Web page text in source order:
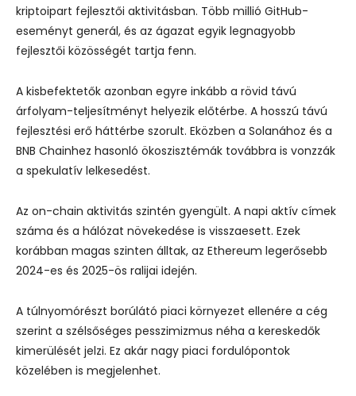
kriptoipart fejlesztői aktivitásban. Több millió GitHub-
eseményt generál, és az ágazat egyik legnagyobb
fejlesztői közösségét tartja fenn.
A kisbefektetők azonban egyre inkább a rövid távú
árfolyam-teljesítményt helyezik előtérbe. A hosszú távú
fejlesztési erő háttérbe szorult. Eközben a Solanához és a
BNB Chainhez hasonló ökoszisztémák továbbra is vonzzák
a spekulatív lelkesedést.
Az on-chain aktivitás szintén gyengült. A napi aktív címek
száma és a hálózat növekedése is visszaesett. Ezek
korábban magas szinten álltak, az Ethereum legerősebb
2024-es és 2025-ös ralijai idején.
A túlnyomórészt borúlátó piaci környezet ellenére a cég
szerint a szélsőséges pesszimizmus néha a kereskedők
kimerülését jelzi. Ez akár nagy piaci fordulópontok
közelében is megjelenhet.